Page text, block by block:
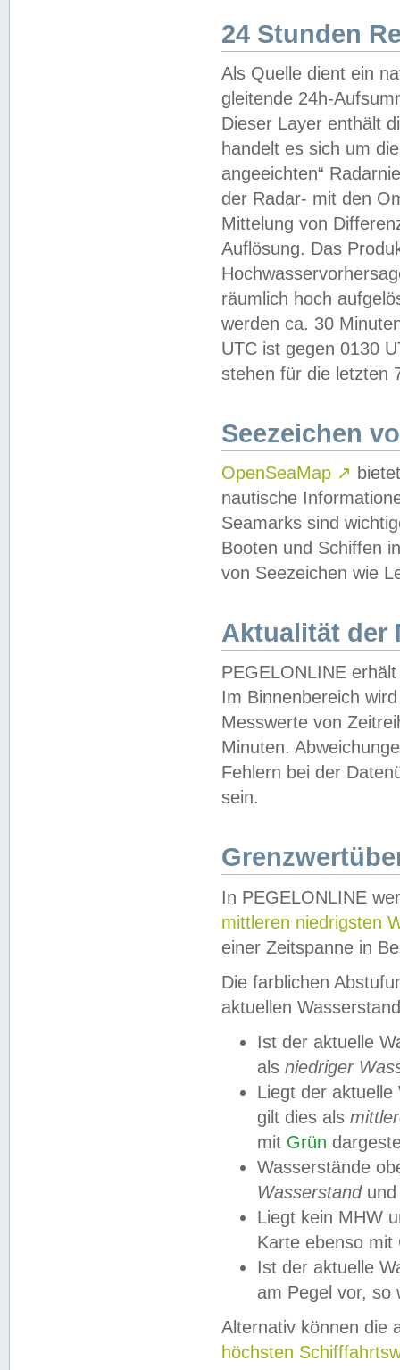
24 Stunden
Als Quelle dient ein
gleitende 24h-
Dieser Layer enthält
handelt es sich um
angeeichten“
der Radar- mit den
Mittelung von
Auflösung. Das
räumlich hoch
werden ca. 30
UTC ist gegen 0130
stehen für die letzten
Seezeichen
OpenSeaMap ↗
nautische
Seamarks sind
Booten und Schiffen
von Seezeichen wie
Aktualität der
PEGELONLINE
Im Binnenbereich
Messwerte von
Minuten.
Fehlern bei der
sein.
In PEGELONLINE
mittleren niedrigsten
einer Zeitspanne in
Die farblichen
aktuellen
Ist der aktuelle
als niedriger
Liegt der
gilt dies als
mit Grün
Wasserstände
Wasserstandund
Liegt kein MHW
Karte ebenso mit
Ist der aktuelle
am Pegel vor,
Alternativ können die
höchsten